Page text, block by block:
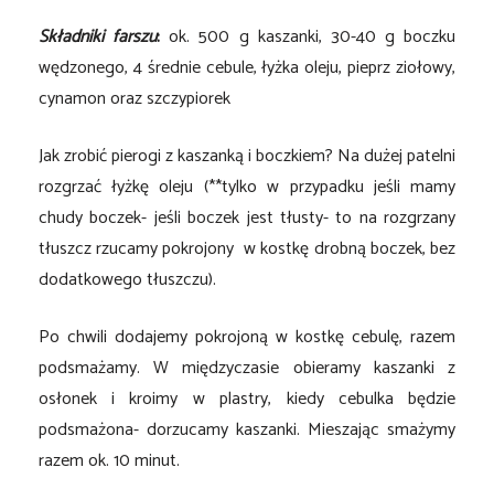
Składniki farszu:ok. 500 g kaszanki, 30-40 g boczku
wędzonego, 4 średnie cebule, łyżka oleju, pieprz ziołowy,
cynamon oraz szczypiorek
Jak zrobić pierogi z kaszanką i boczkiem? Na dużej patelni
rozgrzać łyżkę oleju (**tylko w przypadku jeśli mamy
chudy boczek- jeśli boczek jest tłusty- to na rozgrzany
tłuszcz rzucamy pokrojony w kostkę drobną boczek, bez
dodatkowego tłuszczu).
Po chwili dodajemy pokrojoną w kostkę cebulę, razem
podsmażamy. W międzyczasie obieramy kaszanki z
osłonek i kroimy w plastry, kiedy cebulka będzie
podsmażona- dorzucamy kaszanki. Mieszając smażymy
razem ok. 10 minut.